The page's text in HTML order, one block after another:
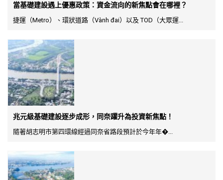
當基礎建設遇上優惠政策：資金流向的新焦點會在哪裡？
捷運（Metro）、環狀道路（Vành đai）以及 TOD（大眾運...
兆元級基礎建設逐步成形，同奈躍升為投資新焦點！
隨著胡志明市第四環線經過同奈省路段預計於今年年�...